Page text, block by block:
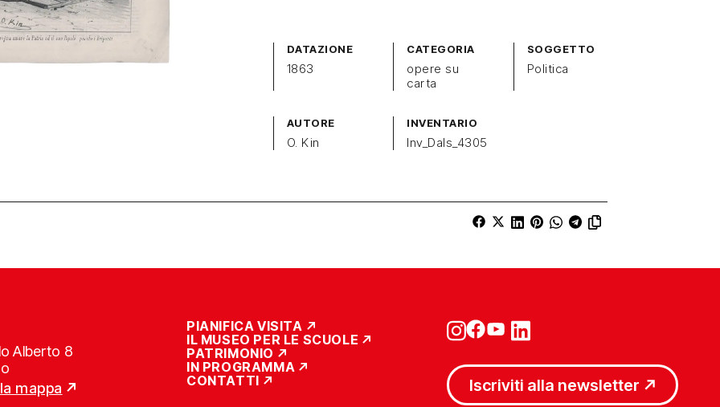
DATAZIONE
1863
CATEGORIA
opere su
carta
SOGGETTO
Politica
AUTORE
O. Kin
INVENTARIO
Inv_Dals_4305
Alberto 8
mappa
PIANIFICA VISITA
IL MUSEO PER LE SCUOLE
PATRIMONIO
IN PROGRAMMA
CONTATTI
Iscriviti alla newsletter